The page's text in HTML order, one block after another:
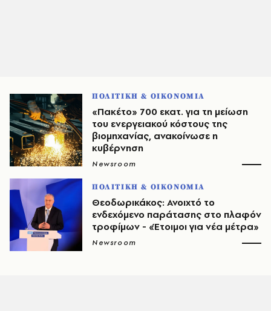
ΠΟΛΙΤΙΚΗ & ΟΙΚΟΝΟΜΙΑ
«Πακέτο» 700 εκατ. για τη μείωση
του ενεργειακού κόστους της
βιομηχανίας, ανακοίνωσε η
κυβέρνηση
Newsroom
ΠΟΛΙΤΙΚΗ & ΟΙΚΟΝΟΜΙΑ
Θεοδωρικάκος: Ανοιχτό το
ενδεχόμενο παράτασης στο πλαφόν
τροφίμων - «Έτοιμοι για νέα μέτρα»
Newsroom